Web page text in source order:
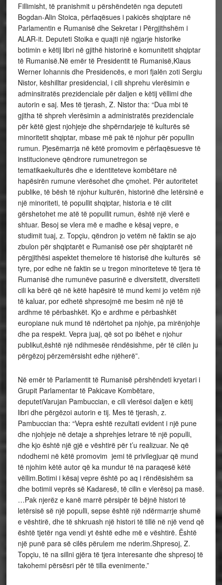
Fillimisht, të pranishmit u përshëndetën nga deputeti
Bogdan-Alin Stoica, përfaqësues i pakicës shqiptare në
Parlamentin e Rumanisë dhe Sekretar i Përgjithshëm i
ALAR-it. Deputeti Stoika e quajti një ngjarje historike
botimin e këtij libri në gjithë historinë e komunitetit shqiptar
të Rumanisë.Në emër të Presidentit të Rumanisë,Klaus
Werner Iohannis dhe Presidencës, e mori fjalën zoti Sergiu
Nistor, këshilltar presidencial, i cili shprehu vlerësimin e
adminsitratës prezidenciale për daljen e këtij vëllimi dhe
autorin e saj. Mes të tjerash, Z. Nistor tha: “Dua mbi të
gjitha të shpreh vlerësimin a administratës prezidenciale
për këtë gjest njohjeje dhe shpërndarjeje të kulturës së
minoritetit shqiptar, mbase më pak të njohur për popullin
rumun. Pjesëmarrja në këtë promovim e përfaqësuesve të
institucioneve qëndrore rumunetregon se
tematikaekulturës dhe e identiteteve kombëtare në
hapësirën rumune vlerësohet dhe çmohet. Për autoritetet
publike, të bësh të njohur kulturën, historinë dhe letërsinë e
një minoriteti, të popullit shqiptar, historia e të cilit
gërshetohet me atë të popullit rumun, është një vlerë e
shtuar. Besoj se vlera më e madhe e kësaj vepre, e
studimit tuaj, z. Topçiu, qëndron jo vetëm në faktin se ajo
zbulon për shqiptarët e Rumanisë ose për shqiptarët në
përgjithësi aspektet themelore të historisë dhe kulturës së
tyre, por edhe në faktin se u tregon minoriteteve të tjera të
Rumanisë dhe rumunëve pasurinë e diversitetit, diversiteti
cili ka bërë që në këtë hapësirë të mund kemi jo vetëm një
të kaluar, por edhetë shpresojmë me besim në një të
ardhme të përbashkët. Kjo e ardhme e përbashkët
europiane nuk mund të ndërtohet pa njohje, pa mirënjohje
dhe pa respekt. Vepra juaj, që sot po ibëhet e njohur
publikut,është një ndihmesëe rëndësishme, për të cilën ju
përgëzoj përzemërsisht edhe njëherë”.
Në emër të Parlamentit të Rumanisë përshëndeti kryetari i
Grupit Parlamentar të Pakicave Kombëtare,
deputetiVarujan Pambuccian, e cili vlerësoi daljen e këtij
libri dhe përgëzoi autorin e tij. Mes të tjerash, z.
Pambuccian tha: “Vepra eshtë rezultati evident i një pune
dhe njohjeje në detaje a shprehjes letrare të një populli,
dhe kjo është një gjë e vështirë për t’u realizuar. Ne që
ndodhemi në këtë promovim jemi të privilegjuar që mund
të njohim këtë autor që ka mundur të na paraqesë këtë
vëllim.Botimi i kësaj vepre është po aq i rëndësishëm sa
dhe botimii veprës së Kadaresë, të cilin e vlerësoj pa masë.
…Pak njerëz e kanë marrë përsipër të bëjnë histori të
letërsisë së një populli, sepse është një ndërmarrje shumë
e vështirë, dhe të shkruash një histori të tillë në një vend që
është tjetër nga vendi yt është edhe më e vështirë. Është
një punë para së cilës përulem me nderim.Shpresoj, Z.
Topçiu, të na sillni gjëra të tjera interesante dhe shpresoj të
takohemi përsësri për të tilla evenimente.”